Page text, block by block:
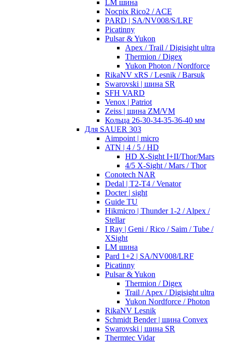
LM шина
Nocpix Rico2 / ACE
PARD | SA/NV008/S/LRF
Picatinny
Pulsar & Yukon
Apex / Trail / Digisight ultra
Thermion / Digex
Yukon Photon / Nordforce
RikaNV xRS / Lesnik / Barsuk
Swarovski | шина SR
SFH VARD
Venox | Patriot
Zeiss | шина ZM/VM
Кольца 26-30-34-35-36-40 мм
Для SAUER 303
Aimpoint | micro
ATN | 4 / 5 / HD
HD X-Sight I+II/Thor/Mars
4/5 X-Sight / Mars / Thor
Conotech NAR
Dedal | T2-T4 / Venator
Docter | sight
Guide TU
Hikmicro | Thunder 1-2 / Alpex /
Stellar
I Ray | Geni / Rico / Saim / Tube /
XSight
LM шина
Pard 1+2 | SA/NV008/LRF
Picatinny
Pulsar & Yukon
Thermion / Digex
Trail / Apex / Digisight ultra
Yukon Nordforce / Photon
RikaNV Lesnik
Schmidt Bender | шина Convex
Swarovski | шина SR
Thermtec Vidar